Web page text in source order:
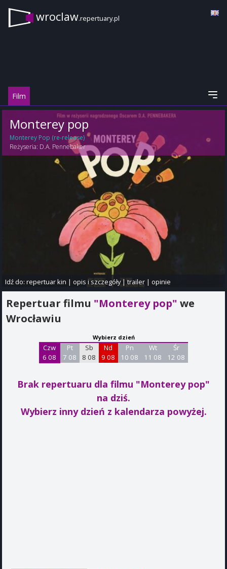
wroclaw.repertuary.pl
Film
Monterey pop
Monterey Pop (re-release)
Reżyseria: D.A. Pennebaker
Idź do:repertuar kin |opis i szczegóły|trailer |opinie
Repertuar filmu "Monterey pop" we
Wrocławiu
Wybierz dzień
Czw
6 08
Pt
7 08
Sb
8 08
Nd
9 08
Pn
10 08
Wt
11 08
Śr
12 08
Brak repertuaru dla filmu "Monterey pop"
na dziś.
Wybierz inny dzień z kalendarza powyżej.